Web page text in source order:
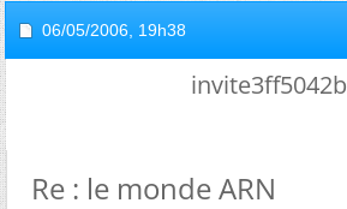
06/05/2006, 19h38
invite3ff5042b
Re : le monde ARN